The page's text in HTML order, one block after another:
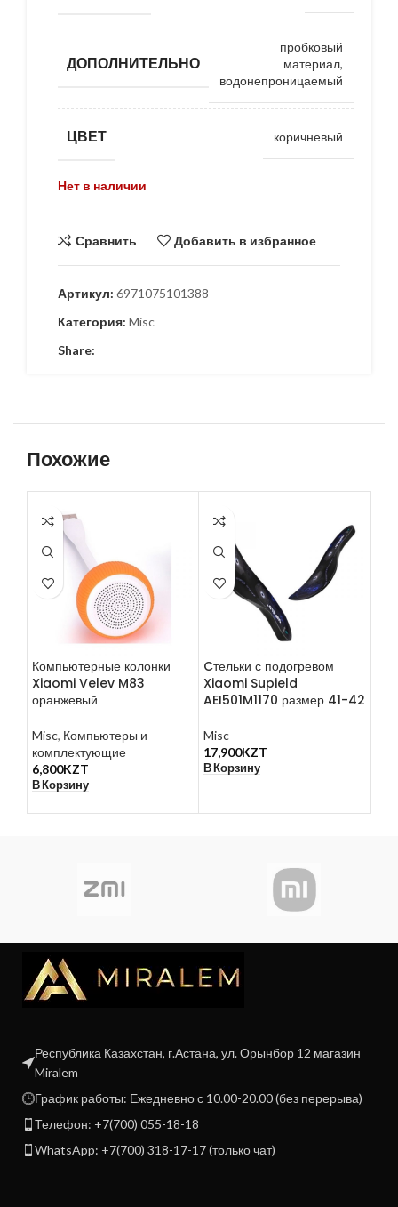
ДОПОЛНИТЕЛЬНО
пробковый
материал,
водонепроницаемый
ЦВЕТ коричневый
Нет в наличии
Сравнить Добавить в избранное
Артикул: 6971075101388
Категория: Misc
Share:
Похожие
Компьютерные колонки
Xiaomi Velev M83
оранжевый
Misc, Компьютеры и
комплектующие
6,800KZT
В Корзину
Cтельки с подогревом
Xiaomi Supield
AEI501M1170 размер 41-42
Misc
17,900KZT
В Корзину
Республика Казахстан, г.Астана, ул. Орынбор 12 магазин
Miralem
График работы: Ежедневно с 10.00-20.00 (без перерыва)
Телефон: +7(700) 055-18-18
WhatsApp: +7(700) 318-17-17 (только чат)